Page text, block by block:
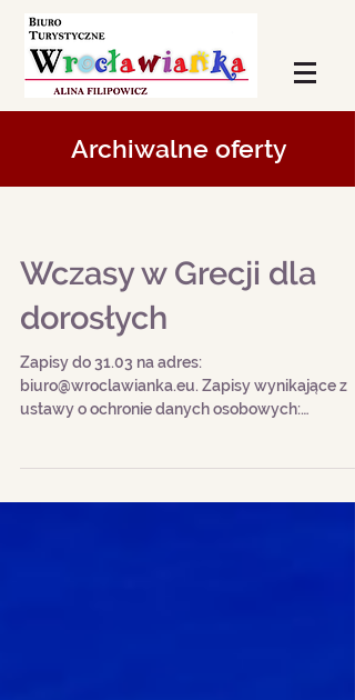
Archiwalne oferty
Wczasy w Grecji dla
dorosłych
Zapisy do 31.03 na adres:
biuro@wroclawianka.eu. Zapisy wynikające z
ustawy o ochronie danych osobowych: